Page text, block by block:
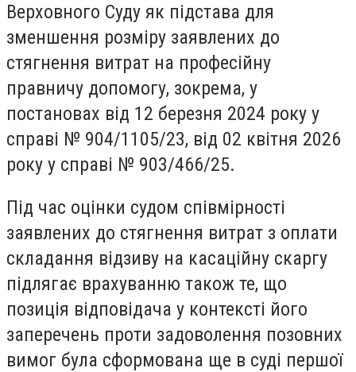
Верховного Суду як підстава для
зменшення розміру заявлених до
стягнення витрат на професійну
правничу допомогу, зокрема, у
постановах від 12 березня 2024 року у
справі № 904/1105/23, від 02 квітня 2026
року у справі № 903/466/25.
Під час оцінки судом співмірності
заявлених до стягнення витрат з оплати
складання відзиву на касаційну скаргу
підлягає врахуванню також те, що
позиція відповідача у контексті його
заперечень проти задоволення позовних
вимог була сформована ще в суді першої